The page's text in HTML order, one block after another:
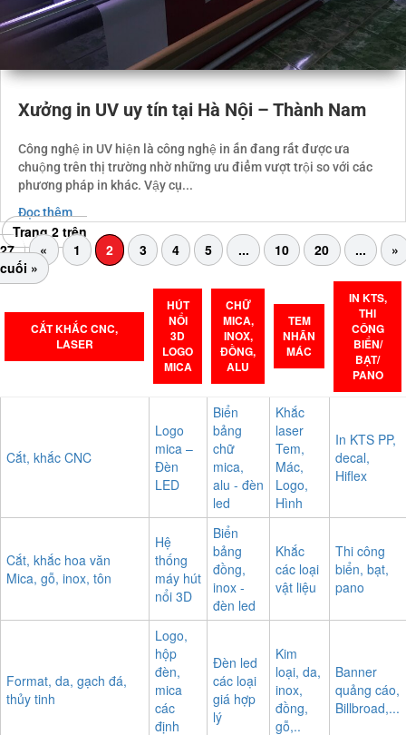
Xưởng in UV uy tín tại Hà Nội – Thành Nam
Công nghệ in UV hiện là công nghệ in ấn đang rất được ưa
chuộng trên thị trường nhờ những ưu điểm vượt trội so với các
phương pháp in khác. Vậy cụ...
Đọc thêm
Trang 2 trên
27
« 1 2 3 4 5 ... 10 20 ...
»
cuối »
CẮT KHẮC CNC,
LASER
HÚT
NỔI
3D
LOGO
MICA
CHỮ
MICA,
INOX,
ĐỒNG,
ALU
TEM
NHÃN
MÁC
IN KTS,
THI
CÔNG
BIỂN/
BẠT/
PANO
Cắt, khắc CNC
Logo
mica –
Đèn
LED
Biển
bảng
chữ
mica,
alu - đèn
led
Khắc
laser
Tem,
Mác,
Logo,
Hình
In KTS PP,
decal,
Hiflex
Cắt, khắc hoa văn
Mica, gỗ, inox, tôn
Hệ
thống
máy hút
nổi 3D
Biển
bảng
đồng,
inox -
đèn led
Khắc
các loại
vật liệu
Thi công
biển, bạt,
pano
Format, da, gạch đá,
thủy tinh
Logo,
hộp
đèn,
mica
các
định
Đèn led
các loại
giá hợp
lý
Kim
loại, da,
inox,
đồng,
gỗ,..
Banner
quảng cáo,
Billbroad,...